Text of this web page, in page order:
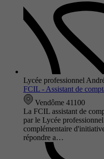
Lycée professionnel
FCIL - Assistant de
Vendôme 41100
La FCIL assistant de
par le Lycée
complémentaire
répondre a…